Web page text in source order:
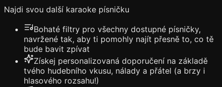
Najdi svou další karaoke písničku
Bohaté filtry pro všechny dostupné písničky,
navržené tak, aby ti pomohly najít přesně to, co tě
bude bavit zpívat
Získej personalizovaná doporučení na základě
tvého hudebního vkusu, nálady a přátel (a brzy i
hlasového rozsahu!)